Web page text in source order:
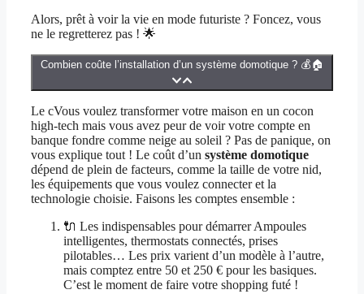
Alors, prêt à voir la vie en mode futuriste ? Foncez, vous
ne le regretterez pas ! 🌟
Combien coûte l’installation d’un système domotique ? 💰🏠
Le cVous voulez transformer votre maison en un cocon
high-tech mais vous avez peur de voir votre compte en
banque fondre comme neige au soleil ? Pas de panique, on
vous explique tout ! Le coût d’un système domotique
dépend de plein de facteurs, comme la taille de votre nid,
les équipements que vous voulez connecter et la
technologie choisie. Faisons les comptes ensemble :
🔌 Les indispensables pour démarrer Ampoules
intelligentes, thermostats connectés, prises
pilotables… Les prix varient d’un modèle à l’autre,
mais comptez entre 50 et 250 € pour les basiques.
C’est le moment de faire votre shopping futé !